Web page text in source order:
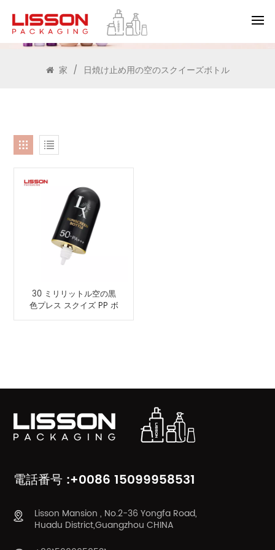
検索
家 / 日焼け止め用の空のスクイーズボトル
30 ミリリットル空の黒
色プレス スクイズ PP ボ
トル楕円形日焼け止めボ
電話番号 :+0086 15099958531
Lisson Mansion , No.2-36 Yongfa Road,
Huadu District,Guangzhou CHINA